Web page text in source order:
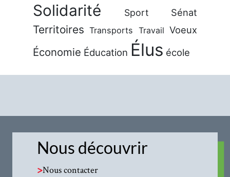
Solidarité Sport Sénat
Territoires Transports Travail Voeux
Économie Éducation Élus école
Nous découvrir
>Nous contacter